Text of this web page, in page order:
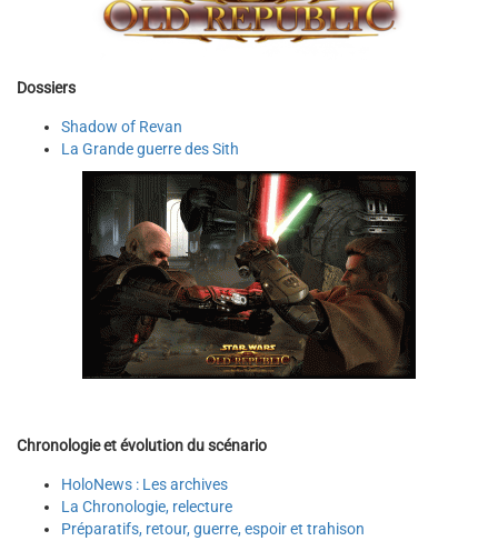
Dossiers
Shadow of Revan
La Grande guerre des Sith
Chronologie et évolution du scénario
HoloNews : Les archives
La Chronologie, relecture
Préparatifs, retour, guerre, espoir et trahison